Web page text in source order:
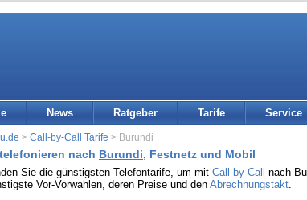
News Ratgeber Tarife Service
> Call-by-Call Tarife > Burundi
nach Burundi, Festnetz und Mobil
Sie die günstigsten Telefontarife, um mit Call-by-Call
nach
Vor-Vorwahlen, deren Preise und den Abrechnungstakt